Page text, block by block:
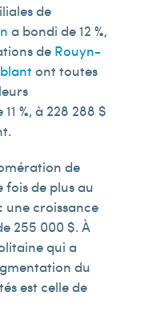
de
a bondi de 12 %,
de Rouyn-
ont toutes
%, à 228 288 $
de
de plus au
une croissance
255 000 $. À
qui a
du
est celle de